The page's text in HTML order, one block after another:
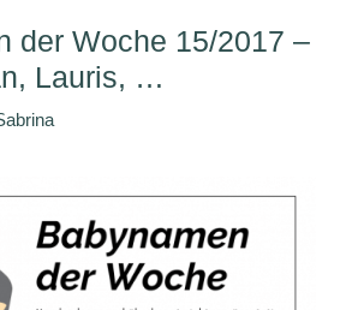
der Woche 15/2017 –
Lauris, …